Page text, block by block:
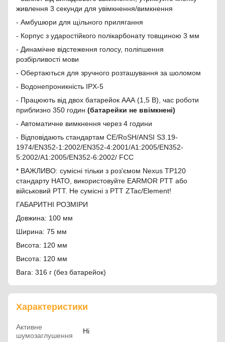
живлення 3 секунди для увімкнення/вимкнення
- Амбушюри для щільного прилягання
- Корпус з ударостійкого полікарбонату товщиною 3 мм
- Динамічне відстеження голосу, поліпшення
розбірливості мови
- Обертаються для зручного розташування за шоломом
- Водонепроникність IPX-5
- Працюють від двох батарейок ААА (1,5 В), час роботи
приблизно 350 годин (батарейки не ввімкнені)
- Автоматичне вимкнення через 4 години
- Відповідають стандартам CE/RoSH/ANSI S3.19-
1974/EN352-1:2002/EN352-4:2001/A1:2005/EN352-
5:2002/A1:2005/EN352-6:2002/ FCC
* ВАЖЛИВО: сумісні тільки з роз'ємом Nexus TP120
стандарту НАТО, використовуйте EARMOR PTT або
військовий PTT. Не сумісні з PTT ZTac/Element!
ГАБАРИТНІ РОЗМІРИ
Довжина: 100 мм
Ширина: 75 мм
Висота: 120 мм
Висота: 120 мм
Вага: 316 г (без батарейок)
Характеристики
Активне
шумозаглушення
Ні